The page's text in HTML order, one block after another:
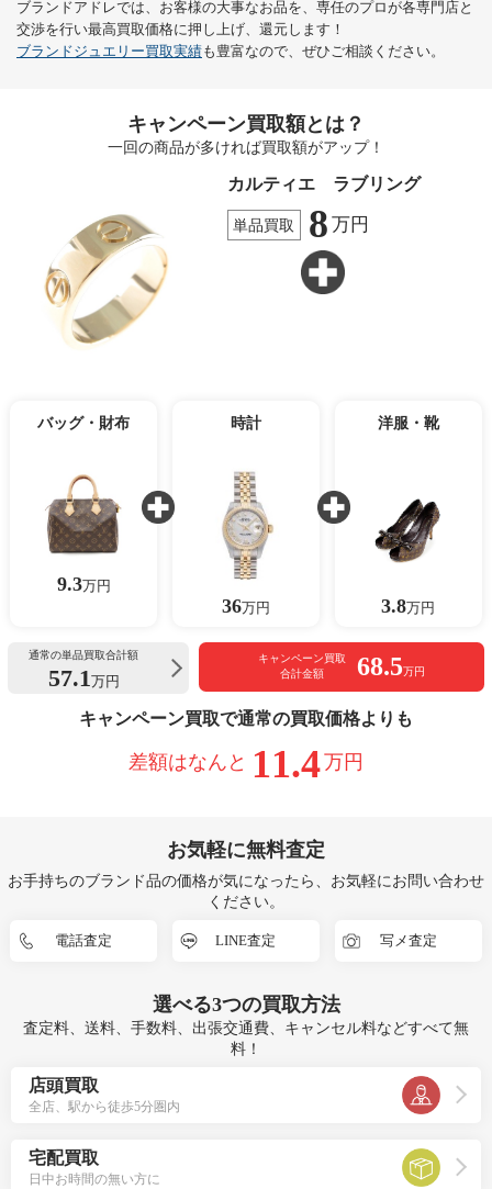
ブランドアドレでは、お客様の大事なお品を、専任のプロが各専門店と
交渉を行い最高買取価格に押し上げ、還元します！
ブランドジュエリー買取実績も豊富なので、ぜひご相談ください。
キャンペーン買取額とは？
一回の商品が多ければ買取額がアップ！
カルティエ ラブリング
単品買取 8 万円
バッグ・財布
9.3万円
時計
36万円
洋服・靴
3.8万円
通常の単品買取合計額
57.1 万円
キャンペーン買取
合計金額
68.5万円
キャンペーン買取で通常の買取価格よりも
差額はなんと 11.4万円
お気軽に無料査定
お手持ちのブランド品の価格が気になったら、お気軽にお問い合わせ
ください。
電話査定 LINE査定 写メ査定
選べる3つの買取方法
査定料、送料、手数料、出張交通費、キャンセル料などすべて無
料！
店頭買取
全店、駅から徒歩5分圏内
宅配買取
日中お時間の無い方に